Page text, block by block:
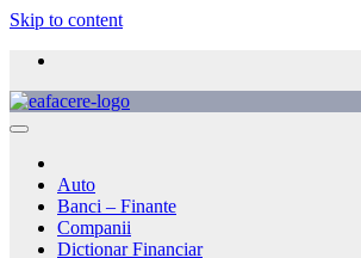
Skip to content
Auto
Banci – Finante
Companii
Dictionar Financiar